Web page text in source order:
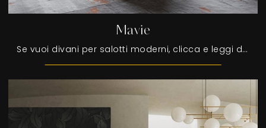
Mavie
Se vuoi divani per salotti moderni, clicca e leggi di più sul modello Mavie in tessuto del marchio Egoitaliano.